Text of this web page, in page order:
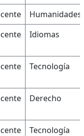
Humanidades
Idiomas
Tecnología
Derecho
Tecnología